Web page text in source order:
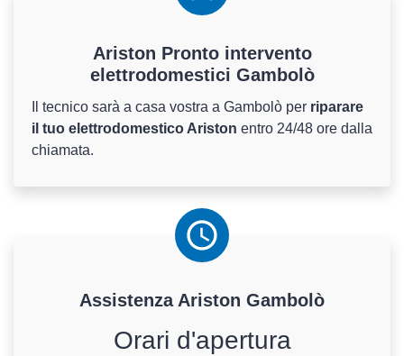
Ariston Pronto intervento
elettrodomestici Gambolò
Il tecnico sarà a casa vostra a Gambolò per riparare
il tuo elettrodomestico Ariston entro 24/48 ore dalla
chiamata.
Assistenza Ariston Gambolò
Orari d'apertura